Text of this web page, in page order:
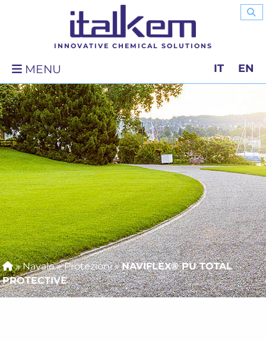
INNOVATIVE CHEMICAL SOLUTIONS
MENU IT EN
»Navale»Protezioni»NAVIFLEX® PU TOTAL
PROTECTIVE